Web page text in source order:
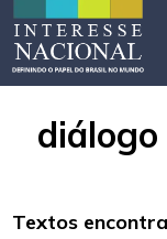
diálogo
Textos